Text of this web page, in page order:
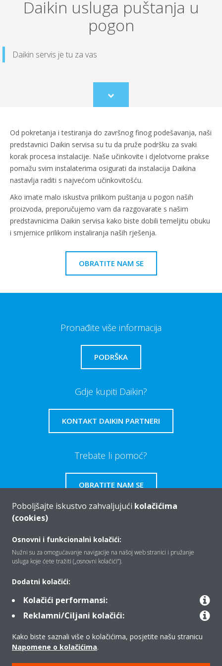
Daikin usluga puštanja u
pogon
Daikin servis je tu za vas
Scroll
to
Od pokretanja i testiranja do završnog finog podešavanja, naši
predstavnici Daikin servisa su tu da pruže podršku za svaki
korak procesa instalacije. Naše učinkovite i djelotvorne prakse
pomažu svim instalaterima osigurati da instalacija Daikina
nastavlja raditi s najvećom učinkovitošću.
Ako imate malo iskustva prilikom puštanja u pogon naših
proizvoda, preporučujemo vam da razgovarate s našim
predstavnicima Daikin servisa kako biste dobili temeljitu obuku
i smjernice prilikom instaliranja naših rješenja.
OBRATITE NAM SE
Pronađite više informacija
PODRŠKA
Gdje kupiti Daikin?
KONTAKT DAIKIN PARTNERI
Trebate li pomoć?
OBRATITE NAM SE
Tko smo mi
Rješenja
Kontakt
Poboljšajte iskustvo zahvaljujući kolačićima
(cookies)
Osnovni i funkcionalni kolačići:
Nužni su za omogućavanje navigacije na našoj web stranici i pružanje
usluga koje ćete tražiti („osnovni kolačići”).
Dodatni kolačići:
Kolačići performansi:
Reklamni/Ciljani kolačići:
Kako biste saznali više o kolačićima, posjetite našu stranicu
Napomene o kolačićima.